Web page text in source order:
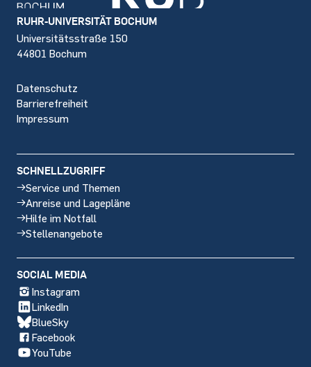
Footer
RUHR-UNIVERSITÄT BOCHUM
Universitätsstraße 150
44801 Bochum
Datenschutz
Barrierefreiheit
Impressum
SCHNELLZUGRIFF
Service und Themen
Anreise und Lagepläne
Hilfe im Notfall
Stellenangebote
SOCIAL MEDIA
Instagram
LinkedIn
BlueSky
Facebook
YouTube